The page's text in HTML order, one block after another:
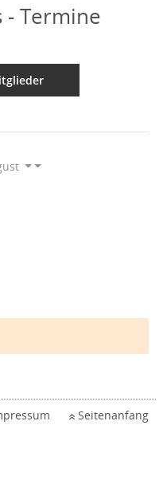
- Termine
Seitenanfang